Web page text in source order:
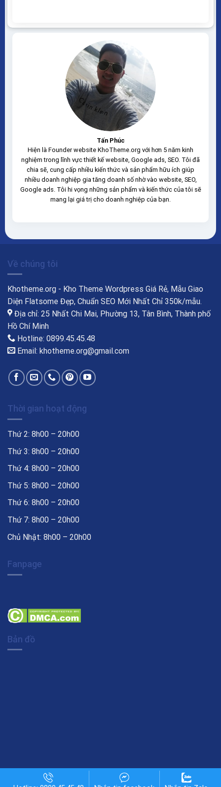
công ty tổ chức sự kiện Giao diện tương thích với tất
Tấn Phúc
Hiện là Founder website KhoTheme.org với hơn 5 năm kinh
nghiệm trong lĩnh vực thiết kế website, Google ads, SEO. Tôi đã
chia sẽ, cung cấp nhiều kiến thức và sản phẩm hữu ích giúp
nhiều doanh nghiệp gia tăng doanh số nhờ vào website, SEO,
Google ads. Tôi hi vọng những sản phẩm và kiến thức của tôi sẽ
mang lại giá trị cho doanh nghiệp của bạn.
Về chúng tôi
Khotheme.org - Kho Theme Wordpress Giá Rẻ, Mẫu Giao
Diện Flatsome Đẹp, Chuẩn SEO Mới Nhất Chỉ 350k/mẫu.
Địa chỉ: 25 Nhất Chi Mai, Phường 13, Tân Bình, Thành phố
Hồ Chí Minh
Hotline: 0899.45.45.48
Email: khotheme.org@gmail.com
Thời gian hoạt động
Thứ 2: 8h00 – 20h00
Thứ 3: 8h00 – 20h00
Thứ 4: 8h00 – 20h00
Thứ 5: 8h00 – 20h00
Thứ 6: 8h00 – 20h00
Thứ 7: 8h00 – 20h00
Chủ Nhật: 8h00 – 20h00
Fanpage
Bản đồ
Copyright 2026 © Khotheme.org